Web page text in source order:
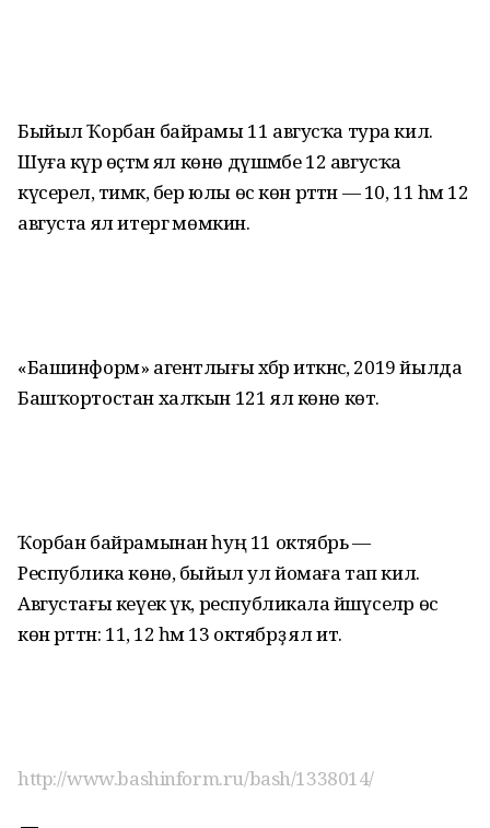
Быйыл Ҡорбан байрамы 11 авгусҡа тура килә.
Шуға күрә өҫтәмә ял көнө дүшәмбе 12 авгусҡа
күсерелә, тимәк, бер юлы өс көн рәттән — 10, 11 һәм 12
августа ял итергә мөмкин.
«Башинформ» агентлығы хәбәр иткәнсә, 2019 йылда
Башҡортостан халҡын 121 ял көнө көтә.
Ҡорбан байрамынан һуң 11 октябрь —
Республика көнө, быйыл ул йомаға тап килә.
Августағы кеүек үк, республикала йәшәүселәр өс
көн рәттән: 11, 12 һәм 13 октябрҙә ял итә.
http://www.bashinform.ru/bash/1338014/